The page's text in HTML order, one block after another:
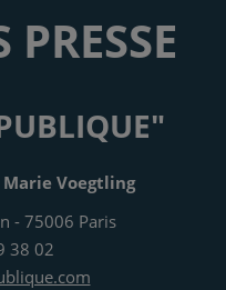
Marie Voegtling
- 75006 Paris
38 02